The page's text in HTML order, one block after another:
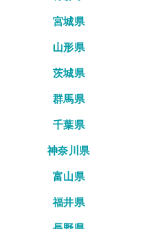
宮城県
山形県
茨城県
群馬県
千葉県
神奈川県
富山県
福井県